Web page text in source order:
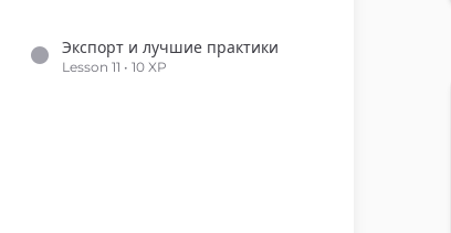
Экспорт и лучшие практики
Lesson 11 • 10 XP